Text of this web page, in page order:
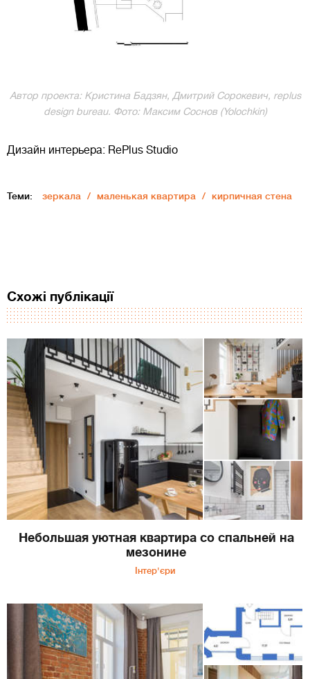
Автор проекта: Кристина Бадзян, Дмитрий Сорокевич, rеplus
design bureau. Фото: Максим Соснов (Yolochkin)
Дизайн интерьера: RePlus Studio
Теми: зеркала маленькая квартира кирпичная стена
Схожі публікації
Небольшая уютная квартира со спальней на
мезонине
Інтер'єри